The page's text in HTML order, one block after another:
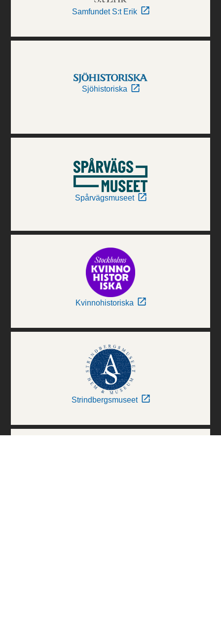
Samfundet S:t Erik
Sjöhistoriska
Spårvägsmuseet
Kvinnohistoriska
Strindbergsmuseet